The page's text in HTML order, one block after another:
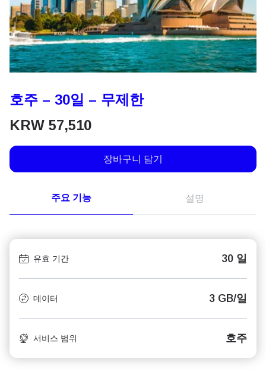
호주 – 30일 – 무제한
KRW 57,510
장바구니 담기
주요 기능 설명
유효 기간 30 일
데이터 3 GB/일
서비스 범위 호주